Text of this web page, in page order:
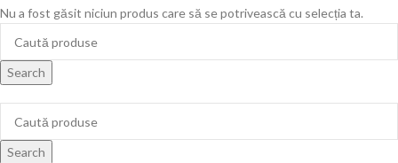
Search
Nu a fost găsit niciun produs care să se potrivească cu selecția ta.
Search